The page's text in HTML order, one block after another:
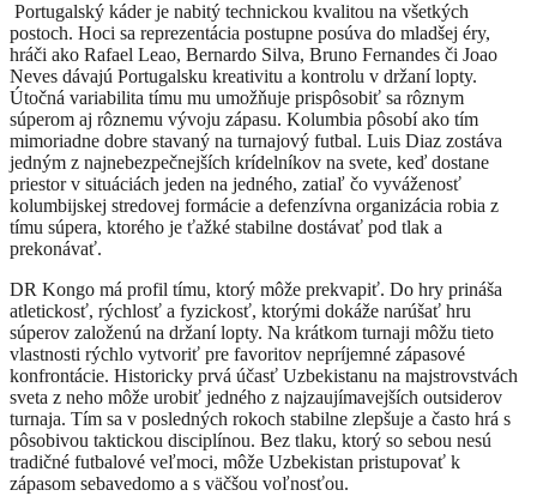
Portugalský káder je nabitý technickou kvalitou na všetkých
postoch. Hoci sa reprezentácia postupne posúva do mladšej éry,
hráči ako Rafael Leao, Bernardo Silva, Bruno Fernandes či Joao
Neves dávajú Portugalsku kreativitu a kontrolu v držaní lopty.
Útočná variabilita tímu mu umožňuje prispôsobiť sa rôznym
súperom aj rôznemu vývoju zápasu. Kolumbia pôsobí ako tím
mimoriadne dobre stavaný na turnajový futbal. Luis Diaz zostáva
jedným z najnebezpečnejších krídelníkov na svete, keď dostane
priestor v situáciách jeden na jedného, zatiaľ čo vyváženosť
kolumbijskej stredovej formácie a defenzívna organizácia robia z
tímu súpera, ktorého je ťažké stabilne dostávať pod tlak a
prekonávať.
DR Kongo má profil tímu, ktorý môže prekvapiť. Do hry prináša
atletickosť, rýchlosť a fyzickosť, ktorými dokáže narúšať hru
súperov založenú na držaní lopty. Na krátkom turnaji môžu tieto
vlastnosti rýchlo vytvoriť pre favoritov nepríjemné zápasové
konfrontácie. Historicky prvá účasť Uzbekistanu na majstrovstvách
sveta z neho môže urobiť jedného z najzaujímavejších outsiderov
turnaja. Tím sa v posledných rokoch stabilne zlepšuje a často hrá s
pôsobivou taktickou disciplínou. Bez tlaku, ktorý so sebou nesú
tradičné futbalové veľmoci, môže Uzbekistan pristupovať k
zápasom sebavedomo a s väčšou voľnosťou.